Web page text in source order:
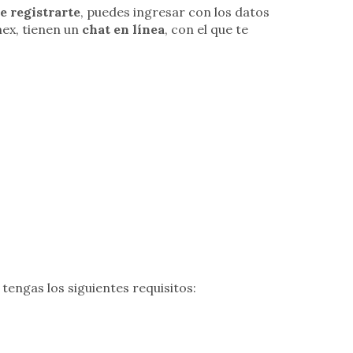
registrarte, puedes ingresar con los datos
tienen un chat en línea, con el que te
los siguientes requisitos: